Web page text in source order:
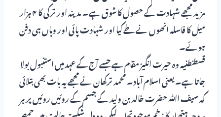
مزید مجھے شہادت کے حصول کا شوق ہے۔ مدینہ اور ترکی کا ۴ ہزار
میل کا فاسلہ انھوں نے طے کیا اور شہادت پائی اور وہاں ہی دفن
ہوئے۔
قسطنطنیہ وہ حیرت انگیز مقام ہے جسے آج کے عہدمیں استنبول بولا
جاتا ہے۔ یعنی اسلام آباد۔ محمد ترکھان نے مجھے یہ بات بھی بتلائی
کہ سیف اﷲ حضرت خالد بن ولید کے جسم کے روئیں روئیں پر ہر